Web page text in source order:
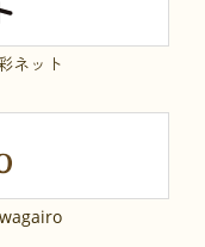
ネット